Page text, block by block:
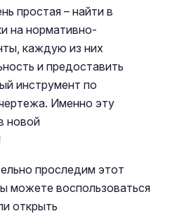
простая – найти в
на нормативно-
каждую из них
и предоставить
инструмент по
Именно эту
новой
проследим этот
можете воспользоваться
открыть